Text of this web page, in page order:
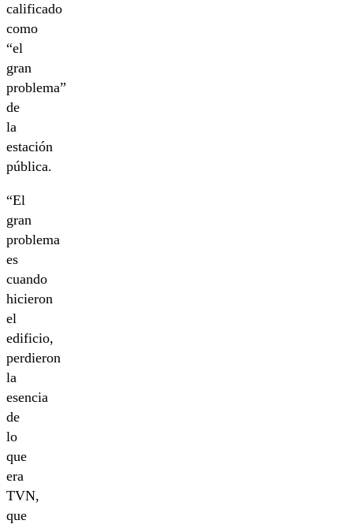
calificado
como
“el
gran
problema”
de
la
estación
pública.
“El
gran
problema
es
cuando
hicieron
el
edificio,
perdieron
la
esencia
de
lo
que
era
TVN,
que